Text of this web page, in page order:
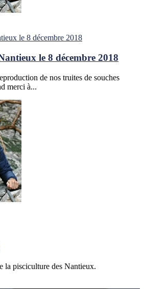
le 8 décembre 2018
de nos truites de souches
merci à...
la pisciculture des Nantieux.